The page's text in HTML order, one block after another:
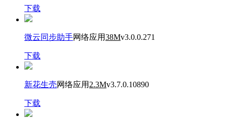
下载
微云同步助手网络应用38Mv3.0.0.271
下载
新花生壳网络应用 2.3Mv3.7.0.10890
下载